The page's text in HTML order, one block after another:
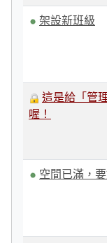
架設新班級
這是給「管
喔！
空間已滿，